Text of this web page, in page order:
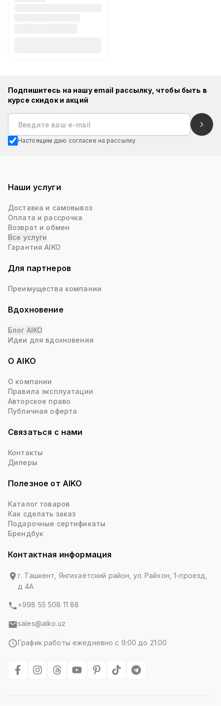
Подпишитесь на нашу email рассылку, чтобы быть в
курсе скидок и акций
Настоящим даю согласие на рассылку
Наши услуги
Доставка и самовывоз
Оплата и рассрочка
Возврат и обмен
Все услуги
Гарантия AIKO
Для партнеров
Преимущества компании
Вдохновение
Блог AIKO
Идеи для вдохновения
О AIKO
О компании
Правила эксплуатации
Авторское право
Публичная оферта
Связаться с нами
Контакты
Дилеры
Полезное от AIKO
Каталог товаров
Как сделать заказ
Подарочные сертификаты
Брендбук
Контактная информация
г. Ташкент, Янгихаётский район, ул. Райхон, 1-проезд,
д 4А
+998 55 508 11 88
sales@aiko.uz
График работы ежедневно с 9:00 до 21:00